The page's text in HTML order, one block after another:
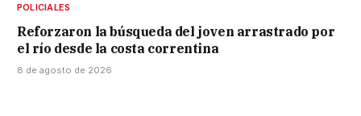
POLICIALES
Reforzaron la búsqueda del joven arrastrado por
el río desde la costa correntina
8 de agosto de 2026